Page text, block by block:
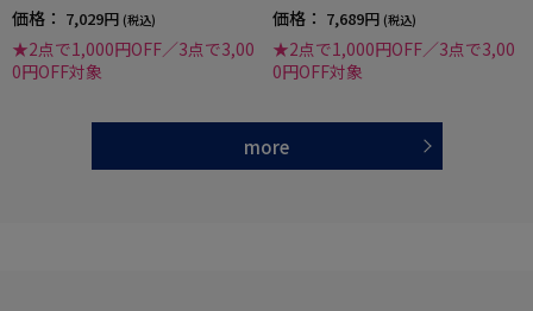
価格： 7,029円 (税込)
★2点で1,000円OFF／3点で3,00
0円OFF対象
価格： 7,689円 (税込)
★2点で1,000円OFF／3点で3,00
0円OFF対象
more